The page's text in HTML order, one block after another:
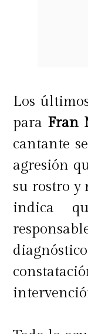
Los
para Fran
cantante
agresión
su rostro y
indica